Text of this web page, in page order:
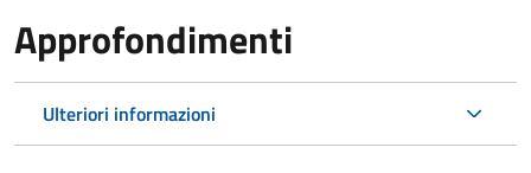
Approfondimenti
Ulteriori informazioni